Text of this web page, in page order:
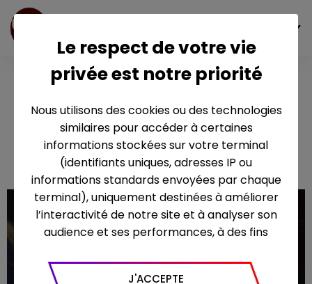
Le Grand
Echiquier -
Coeur Outre-
Mer
Le respect de votre vie
privée est notre priorité
Nous utilisons des cookies ou des technologies
similaires pour accéder à certaines
informations stockées sur votre terminal
(identifiants uniques, adresses IP ou
informations standards envoyées par chaque
terminal), uniquement destinées à améliorer
l’interactivité de notre site et à analyser son
audience et ses performances, à des fins
Google Analytics pour générer des rapports
J'ACCEPTE